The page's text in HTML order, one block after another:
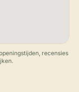
recensies